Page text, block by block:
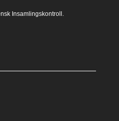
Insamlingskontroll.